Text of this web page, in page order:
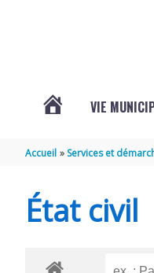
VIE
Accueil Services et
État civil